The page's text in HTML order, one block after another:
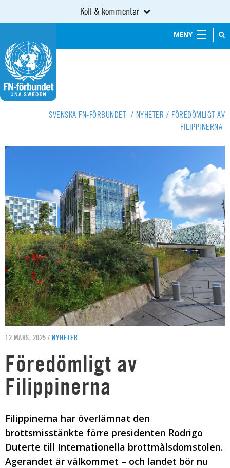
Koll & kommentar
MENY
SVENSKA FN-FÖRBUNDET / NYHETER / FÖREDÖMLIGT AV
FILIPPINERNA
12 MARS, 2025 / NYHETER
Föredömligt av
Filippinerna
Filippinerna har överlämnat den
brottsmisstänkte förre presidenten Rodrigo
Duterte till Internationella brottmålsdomstolen.
Agerandet är välkommet – och landet bör nu